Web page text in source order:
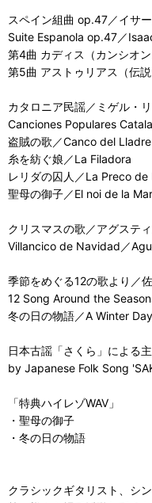
スペイン組曲 op.47／イサ
Suite Espanola op.47／
第4曲 カディス（カンシオ
第5曲 アストゥリアス（伝
カタロニア民謡／ミゲル・
Canciones Populares
盗賊の歌／Canco del Lladre
糸を紡ぐ娘／La Filadora
レリダの囚人／La Preco de
聖母の御子／El noi de la
クリスマスの歌／アグステ
Villancico de Navidad／
季節をめぐる12の歌より／
12 Song Around the
冬の日の物語／A Winter
日本古謡「さくら」による
by Japanese Folk Song
「特典ハイレゾWAV」
・聖母の御子
・冬の日の物語
クラシックギタリスト、シ